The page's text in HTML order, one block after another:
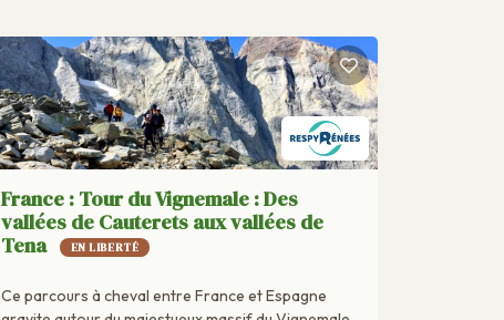
France : Tour du Vignemale : Des
vallées de Cauterets aux vallées de
Tena
EN LIBERTÉ
Ce parcours à cheval entre France et Espagne